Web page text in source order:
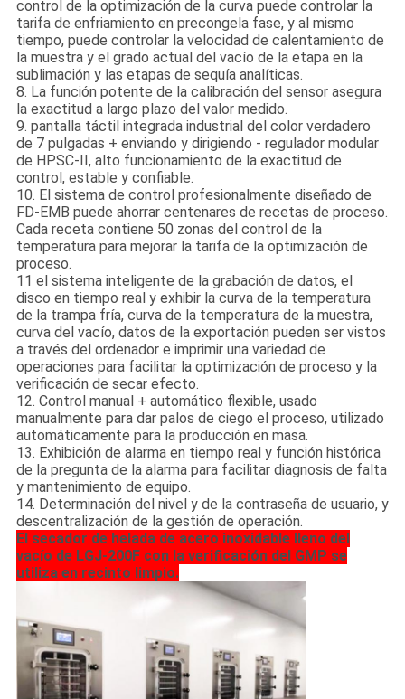
control de la optimización de la curva puede controlar la
tarifa de enfriamiento en precongela fase, y al mismo
tiempo, puede controlar la velocidad de calentamiento de
la muestra y el grado actual del vacío de la etapa en la
sublimación y las etapas de sequía analíticas.
8. La función potente de la calibración del sensor asegura
la exactitud a largo plazo del valor medido.
9. pantalla táctil integrada industrial del color verdadero
de 7 pulgadas + enviando y dirigiendo - regulador modular
de HPSC-II, alto funcionamiento de la exactitud de
control, estable y confiable.
10. El sistema de control profesionalmente diseñado de
FD-EMB puede ahorrar centenares de recetas de proceso.
Cada receta contiene 50 zonas del control de la
temperatura para mejorar la tarifa de la optimización de
proceso.
11 el sistema inteligente de la grabación de datos, el
disco en tiempo real y exhibir la curva de la temperatura
de la trampa fría, curva de la temperatura de la muestra,
curva del vacío, datos de la exportación pueden ser vistos
a través del ordenador e imprimir una variedad de
operaciones para facilitar la optimización de proceso y la
verificación de secar efecto.
12. Control manual + automático flexible, usado
manualmente para dar palos de ciego el proceso, utilizado
automáticamente para la producción en masa.
13. Exhibición de alarma en tiempo real y función histórica
de la pregunta de la alarma para facilitar diagnosis de falta
y mantenimiento de equipo.
14. Determinación del nivel y de la contraseña de usuario, y
descentralización de la gestión de operación.
El secador de helada de acero inoxidable lleno del
vacío de LGJ-200F con la verificación del GMP se
utiliza en recinto limpio.